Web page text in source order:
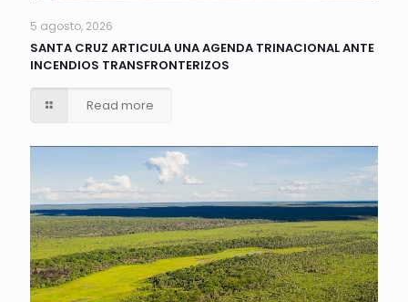
5 agosto, 2026
SANTA CRUZ ARTICULA UNA AGENDA TRINACIONAL ANTE
INCENDIOS TRANSFRONTERIZOS
Read more